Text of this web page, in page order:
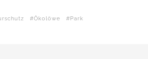
Ökolöwe Park